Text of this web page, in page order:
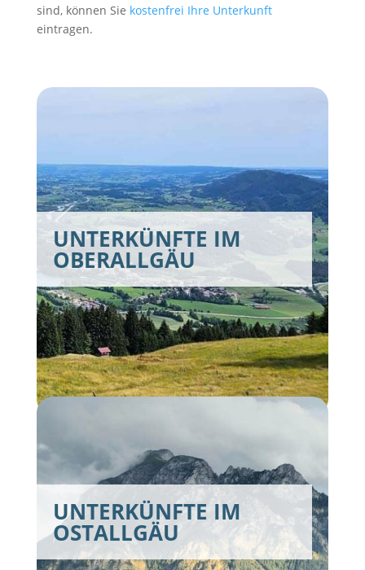
sind, können Sie kostenfrei Ihre Unterkunft
eintragen.
UNTERKÜNFTE IM
OBERALLGÄU
UNTERKÜNFTE IM
OSTALLGÄU